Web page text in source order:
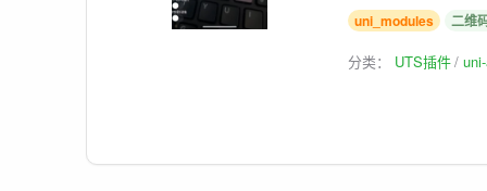
uni_modules 二维
分类： UTS插件